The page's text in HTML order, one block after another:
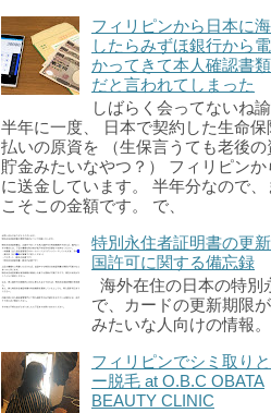
フィリピンから日本に
したらみずほ銀行から
かってきて本人確認書
だと言われてしまった
しばらく会ってないね
半年に一度、 日本で契約した生命保
払いの原資を （生保言うても老後の
貯金みたいなやつ？） フィリピンか
に送金しています。 半年分なので、
こそこの金額です。 で、
特別永住者証明書の更
国許可に関する備忘録
海外在住の日本の特別
で、カードの更新期限
みたいな人向けの情報。
フィリピンでシミ取り
ー脱毛 at O.B.C OBATA
BEAUTY CLINIC